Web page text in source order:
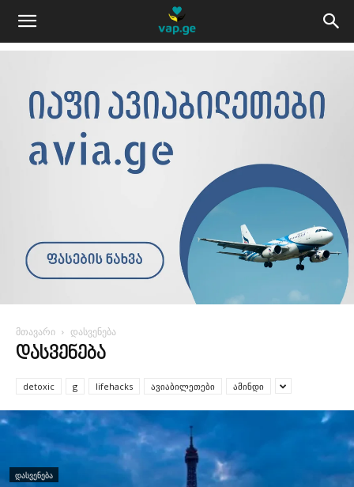
მთავარი დასვენება
ᲓᲐᲡᲕᲔᲜᲔᲑᲐ
detoxic g lifehacks ავიაბილეთები ამინდი
ᲓᲐᲡᲕᲔᲜᲔᲑᲐ